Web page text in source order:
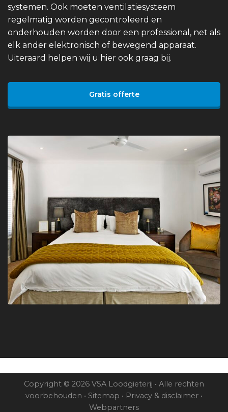
systemen. Ook moeten ventilatiesysteem
regelmatig worden gecontroleerd en
onderhouden worden door een professional, net als
elk ander elektronisch of bewegend apparaat.
Uiteraard helpen wij u hier ook graag bij.
Gratis offerte
Copyright © 2026 VSA Loodgieterij • Alle rechten
voorbehouden • Sitemap • Privacy & disclaimer •
Webpartners